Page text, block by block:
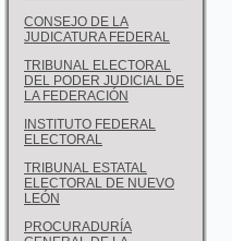
CONSEJO DE LA
JUDICATURA FEDERAL
TRIBUNAL ELECTORAL
DEL PODER JUDICIAL DE
LA FEDERACIÓN
INSTITUTO FEDERAL
ELECTORAL
TRIBUNAL ESTATAL
ELECTORAL DE NUEVO
LEÓN
PROCURADURÍA